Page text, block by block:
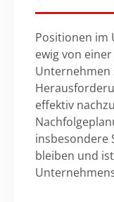
Positionen im
ewig von
Unternehmen
effektiv
insbesondere
bleiben und